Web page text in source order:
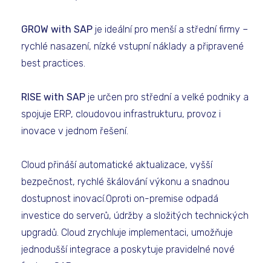
GROW with SAP je ideální pro menší a střední firmy –
rychlé nasazení, nízké vstupní náklady a připravené
best practices.
RISE with SAP je určen pro střední a velké podniky a
spojuje ERP, cloudovou infrastrukturu, provoz i
inovace v jednom řešení.
Cloud přináší automatické aktualizace, vyšší
bezpečnost, rychlé škálování výkonu a snadnou
dostupnost inovací.Oproti on-premise odpadá
investice do serverů, údržby a složitých technických
upgradů. Cloud zrychluje implementaci, umožňuje
jednodušší integrace a poskytuje pravidelné nové